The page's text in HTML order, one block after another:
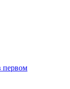
первом